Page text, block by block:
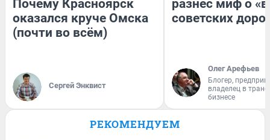
Почему Красноярск
оказался круче Омска
(почти во всём)
Сергей Энквист
разнес миф о
советских
Олег Арефьев
Блогер,
владелец в
бизнесе
РЕКОМЕНДУЕМ